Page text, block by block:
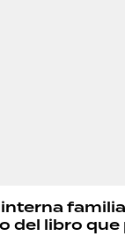
del libro